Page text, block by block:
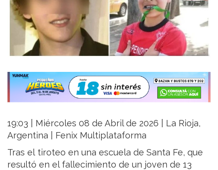
19:03 | Miércoles 08 de Abril de 2026 | La Rioja,
Argentina | Fenix Multiplataforma
Tras el tiroteo en una escuela de Santa Fe, que
resultó en el fallecimiento de un joven de 13